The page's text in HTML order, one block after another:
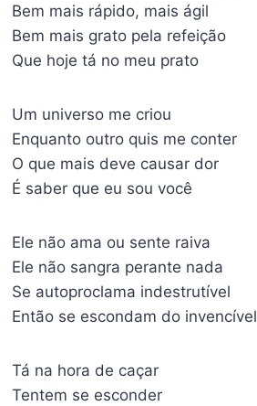
Bem mais rápido, mais ágil
Bem mais grato pela refeição
Que hoje tá no meu prato
Um universo me criou
Enquanto outro quis me conter
O que mais deve causar dor
É saber que eu sou você
Ele não ama ou sente raiva
Ele não sangra perante nada
Se autoproclama indestrutível
Então se escondam do invencível
Tá na hora de caçar
Tentem se esconder